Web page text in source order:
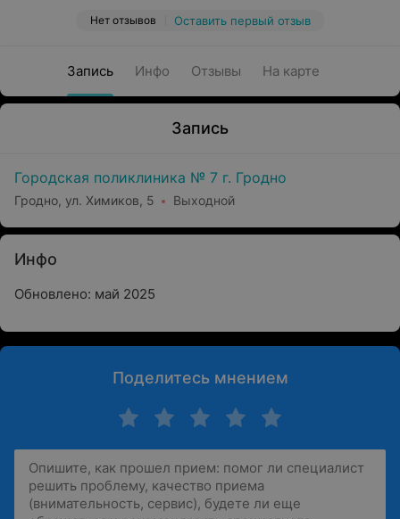
Нет отзывов Оставить первый отзыв
Запись Инфо Отзывы На карте
Запись
Городская поликлиника № 7 г. Гродно
Гродно, ул. Химиков, 5 Выходной
Инфо
Обновлено: май 2025
Поделитесь мнением